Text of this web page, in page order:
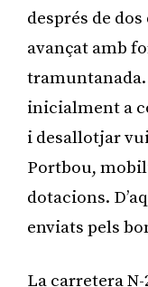
després de
avançat amb
inicialment a
i desallotjar
Portbou,
dotacions.
enviats pels
La carretera